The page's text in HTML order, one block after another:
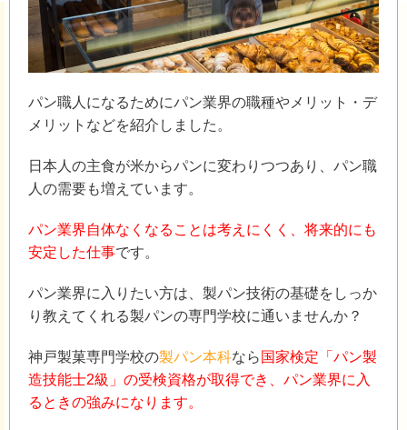
パン職人になるためにパン業界の職種やメリット・デ
メリットなどを紹介しました。
日本人の主食が米からパンに変わりつつあり、パン職
人の需要も増えています。
パン業界自体なくなることは考えにくく、将来的にも
安定した仕事です。
パン業界に入りたい方は、製パン技術の基礎をしっか
り教えてくれる製パンの専門学校に通いませんか？
神戸製菓専門学校の製パン本科なら 国家検定「パン製
造技能士2級」の受検資格が取得でき、パン業界に入
るときの強みになります。